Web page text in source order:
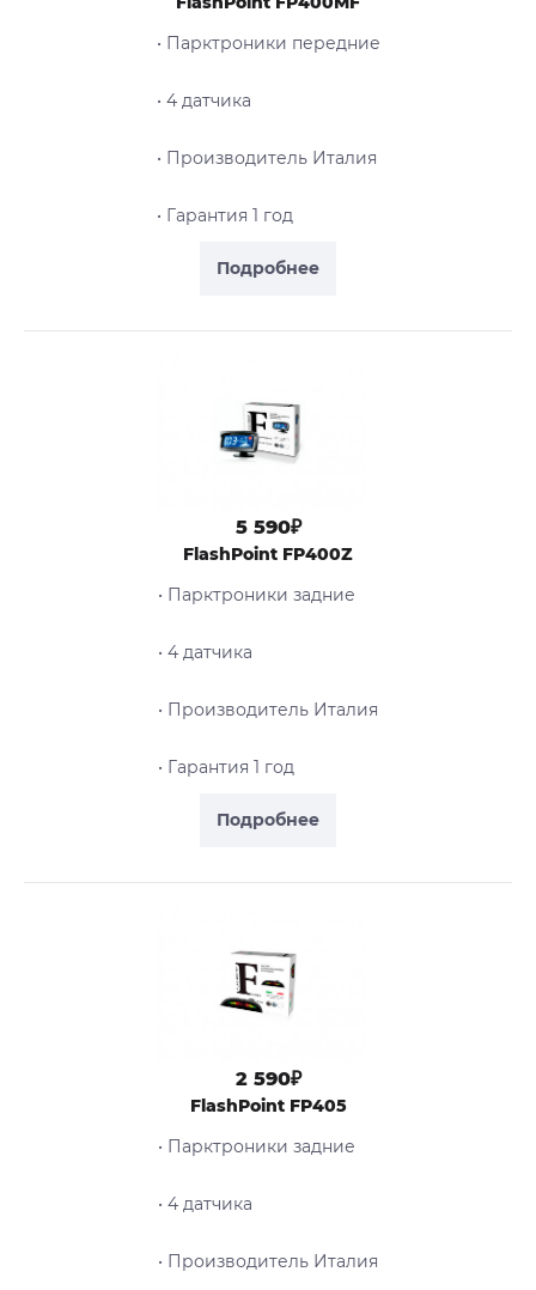
Подробнее
• Парктроники передние
• 4 датчика
• Производитель Италия
• Гарантия 1 год
Подробнее
5 590₽
FlashPoint FP400Z
• Парктроники задние
• 4 датчика
• Производитель Италия
• Гарантия 1 год
2 590₽
FlashPoint FP405
• Парктроники задние
• 4 датчика
• Производитель Италия